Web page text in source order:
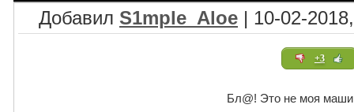
Добавил S1mple_Aloe | 10-02-
+3
Бл@! Это не моя